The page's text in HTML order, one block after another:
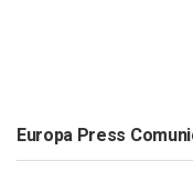
Europa Press